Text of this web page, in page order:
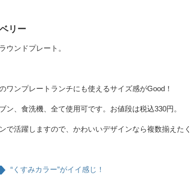
リー
ウンドプレート。
ワンプレートランチにも使えるサイズ感がGood！
ン、食洗機、全て使用可です。お値段は税込330円。
で活躍しますので、かわいいデザインなら複数揃えたく
“くすみカラー”がイイ感じ！